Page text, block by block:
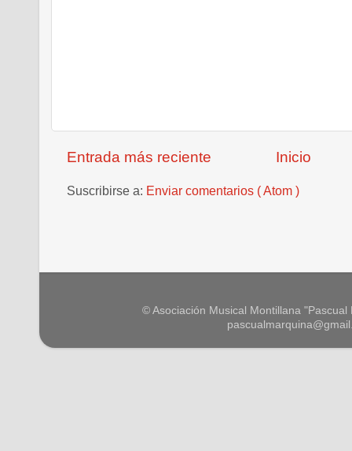
Entrada más reciente Inicio
Suscribirse a: Enviar comentarios ( Atom )
© Asociación Musical Montillana